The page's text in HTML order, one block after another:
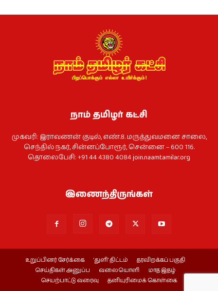
நாம் தமிழர் கட்சி
முகவரி: இராவணன் குடில், எண்.8. மருத்துவமனை சாலை,
செந்தில் நகர், சின்னப்போரூர், சென்னை – 600 116.
தொலைபேசி: +91 44 4380 4084join.naamtamilar.org
இணைந்திருங்கள்
உறுப்பினர் சேர்க்கை ‘துளி’ திட்டம்
தரவிறக்கப் பகுதி
செய்திகள் அனுப்ப
வலையொளி
மாத இதழ்
செயற்பாட்டு வரைவு
தனியுரிமைக் கொள்கை